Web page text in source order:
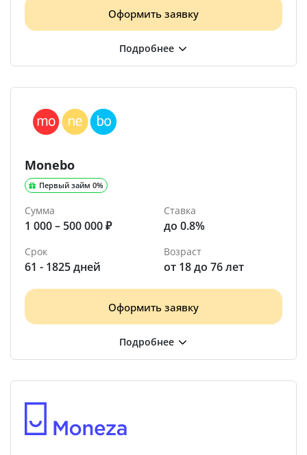
Оформить заявку
Monebo
Первый займ 0%
Сумма
1 000 – 500 000 ₽
Ставка
до 0.8%
Срок
61 - 1825 дней
Возраст
от 18 до 76 лет
Оформить заявку